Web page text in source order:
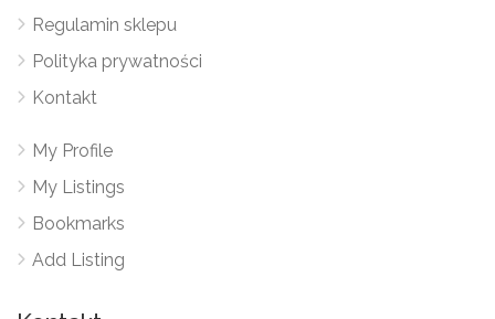
Regulamin sklepu
Polityka prywatności
Kontakt
My Profile
My Listings
Bookmarks
Add Listing